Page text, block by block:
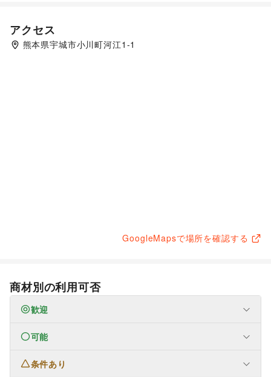
アクセス
熊本県宇城市小川町河江1-1
GoogleMapsで場所を確認する
商材別の利用可否
歓迎
なし可能
ファッション
条件あり